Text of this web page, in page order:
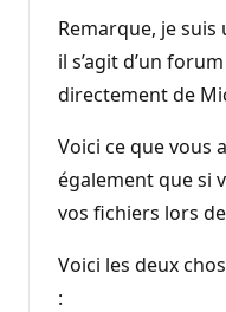
Remarque, je
il s’agit d’un
directement de
Voici ce que vous
également que si
vos fichiers lors
Voici les deux
: